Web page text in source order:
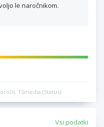
le naročnikom.
TSmedia (Status)
Vsi podatki